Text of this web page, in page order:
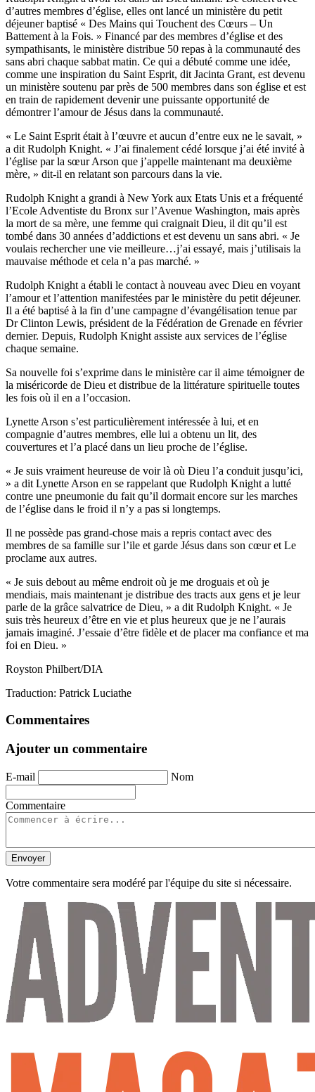
d’autres membres d’église, elles ont lancé un ministère du petit
déjeuner baptisé « Des Mains qui Touchent des Cœurs – Un
Battement à la Fois. » Financé par des membres d’église et des
sympathisants, le ministère distribue 50 repas à la communauté des
sans abri chaque sabbat matin. Ce qui a débuté comme une idée,
comme une inspiration du Saint Esprit, dit Jacinta Grant, est devenu
un ministère soutenu par près de 500 membres dans son église et est
en train de rapidement devenir une puissante opportunité de
démontrer l’amour de Jésus dans la communauté.
« Le Saint Esprit était à l’œuvre et aucun d’entre eux ne le savait, »
a dit Rudolph Knight. « J’ai finalement cédé lorsque j’ai été invité à
l’église par la sœur Arson que j’appelle maintenant ma deuxième
mère, » dit-il en relatant son parcours dans la vie.
Rudolph Knight a grandi à New York aux Etats Unis et a fréquenté
l’Ecole Adventiste du Bronx sur l’Avenue Washington, mais après
la mort de sa mère, une femme qui craignait Dieu, il dit qu’il est
tombé dans 30 années d’addictions et est devenu un sans abri. « Je
voulais rechercher une vie meilleure…j’ai essayé, mais j’utilisais la
mauvaise méthode et cela n’a pas marché. »
Rudolph Knight a établi le contact à nouveau avec Dieu en voyant
l’amour et l’attention manifestées par le ministère du petit déjeuner.
Il a été baptisé à la fin d’une campagne d’évangélisation tenue par
Dr Clinton Lewis, président de la Fédération de Grenade en février
dernier. Depuis, Rudolph Knight assiste aux services de l’église
chaque semaine.
Sa nouvelle foi s’exprime dans le ministère car il aime témoigner de
la miséricorde de Dieu et distribue de la littérature spirituelle toutes
les fois où il en a l’occasion.
Lynette Arson s’est particulièrement intéressée à lui, et en
compagnie d’autres membres, elle lui a obtenu un lit, des
couvertures et l’a placé dans un lieu proche de l’église.
« Je suis vraiment heureuse de voir là où Dieu l’a conduit jusqu’ici,
» a dit Lynette Arson en se rappelant que Rudolph Knight a lutté
contre une pneumonie du fait qu’il dormait encore sur les marches
de l’église dans le froid il n’y a pas si longtemps.
Il ne possède pas grand-chose mais a repris contact avec des
membres de sa famille sur l’ile et garde Jésus dans son cœur et Le
proclame aux autres.
« Je suis debout au même endroit où je me droguais et où je
mendiais, mais maintenant je distribue des tracts aux gens et je leur
parle de la grâce salvatrice de Dieu, » a dit Rudolph Knight. « Je
suis très heureux d’être en vie et plus heureux que je ne l’aurais
jamais imaginé. J’essaie d’être fidèle et de placer ma confiance et ma
foi en Dieu. »
Royston Philbert/DIA
Traduction: Patrick Luciathe
Commentaires
Ajouter un commentaire
E-mail Nom
Commentaire
Envoyer
Votre commentaire sera modéré par l'équipe du site si nécessaire.